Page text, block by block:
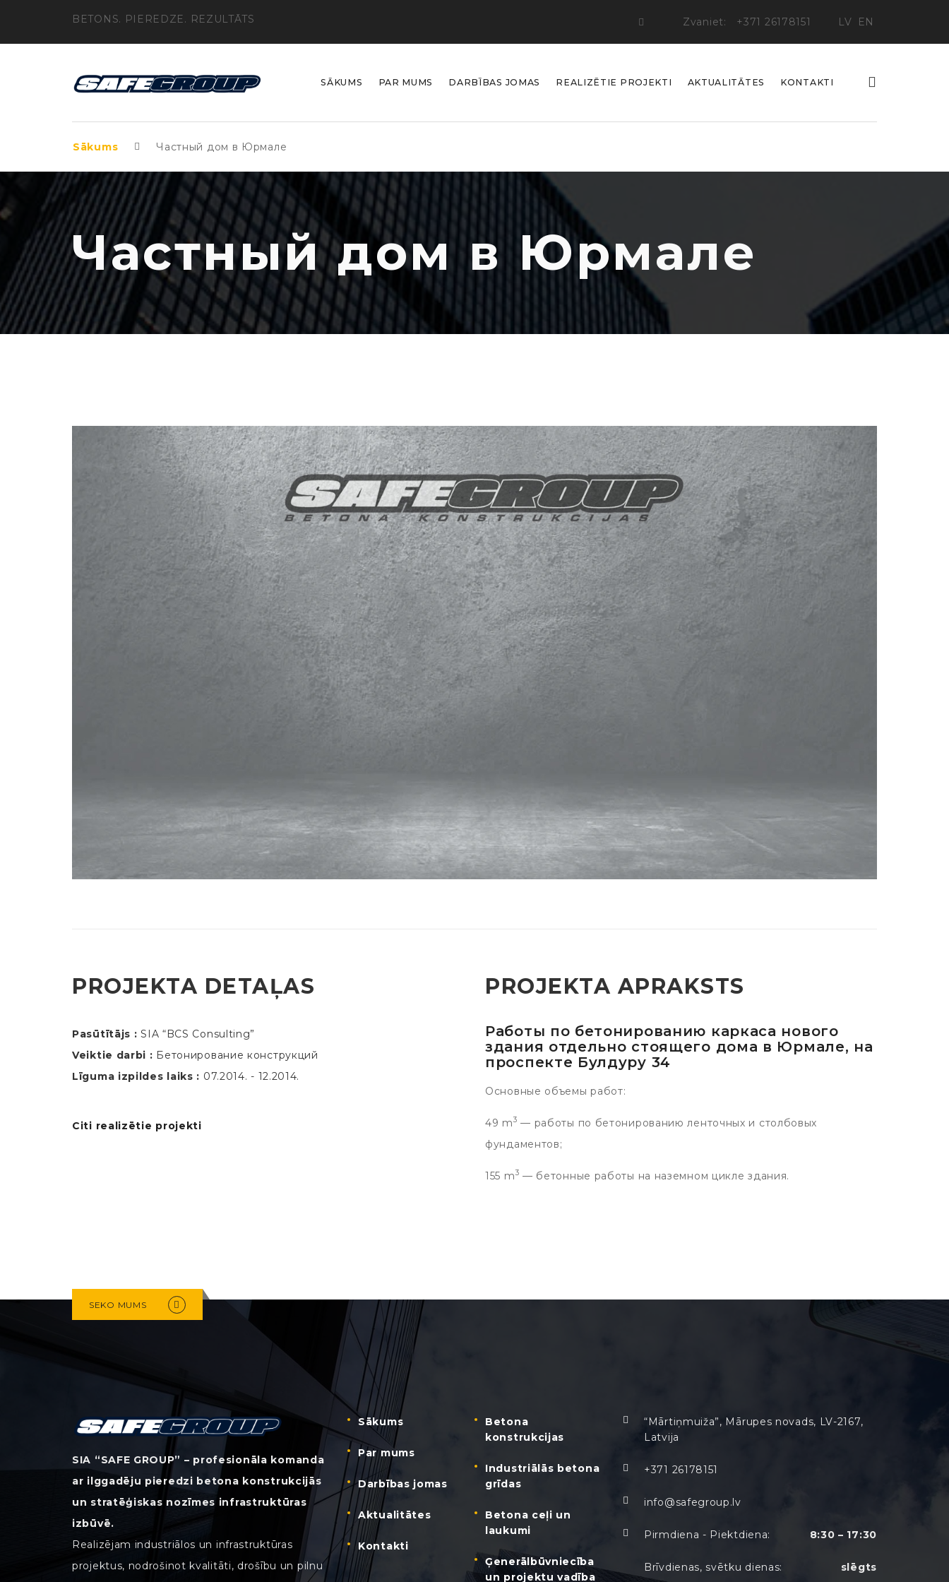
BETONS. PIEREDZE. REZULTĀTS Zvaniet: +371 26178151 LV EN
SĀKUMS PAR MUMS DARBĪBAS JOMAS REALIZĒTIE PROJEKTI AKTUALITĀTES KONTAKTI
Sākums Частный дом в Юрмале
Частный дом в Юрмале
PROJEKTA DETAĻAS
Pasūtītājs : SIA “BCS Consulting”
Veiktie darbi : Бетонирование конструкций
Līguma izpildes laiks : 07.2014. - 12.2014.
Citi realizētie projekti
PROJEKTA APRAKSTS
Работы по бетонированию каркаса нового
здания отдельно стоящего дома в Юрмале, на
проспекте Булдуру 34
Основные объемы работ:
49 m3 — работы по бетонированию ленточных и столбовых
фундаментов;
155 m3 — бетонные работы на наземном цикле здания.
SEKO MUMS
SIA “SAFE GROUP” – profesionāla komanda
ar ilggadēju pieredzi betona konstrukcijās
un stratēģiskas nozīmes infrastruktūras
izbūvē.
Realizējam industriālos un infrastruktūras
projektus, nodrošinot kvalitāti, drošību un pilnu
Sākums
Par mums
Darbības jomas
Aktualitātes
Kontakti
Betona
konstrukcijas
Industriālās betona
grīdas
Betona ceļi un
laukumi
Ģenerālbūvniecība
un projektu vadība
“Mārtiņmuiža”, Mārupes novads, LV-2167,
Latvija
+371 26178151
info@safegroup.lv
Pirmdiena - Piektdiena: 8:30 – 17:30
Brīvdienas, svētku dienas: slēgts